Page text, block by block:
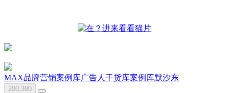
MAX品牌营销案例库广告人干货库案例库默沙东
200,380